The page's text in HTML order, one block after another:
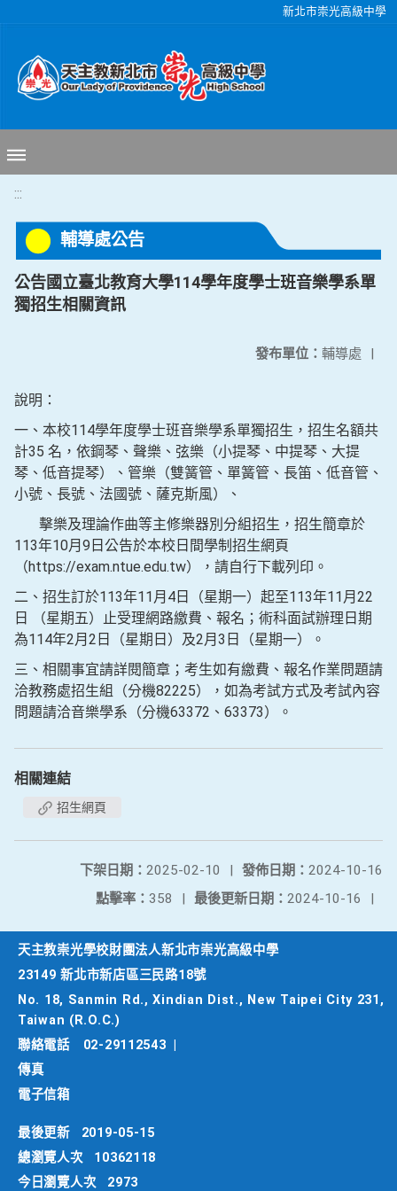
新北市崇光高級中學
:::
輔導處公告
公告國立臺北教育大學114學年度學士班音樂學系單
獨招生相關資訊
發布單位： 輔導處 |
說明：
一、本校114學年度學士班音樂學系單獨招生，招生名額共
計35 名，依鋼琴、聲樂、弦樂（小提琴、中提琴、大提
琴、低音提琴）、管樂（雙簧管、單簧管、長笛、低音管、
小號、長號、法國號、薩克斯風）、
擊樂及理論作曲等主修樂器別分組招生，招生簡章於
113年10月9日公告於本校日間學制招生網頁
（https://exam.ntue.edu.tw），請自行下載列印。
二、招生訂於113年11月4日（星期一）起至113年11月22
日 （星期五）止受理網路繳費、報名；術科面試辦理日期
為114年2月2日（星期日）及2月3日（星期一）。
三、相關事宜請詳閱簡章；考生如有繳費、報名作業問題請
洽教務處招生組（分機82225），如為考試方式及考試內容
問題請洽音樂學系（分機63372、63373）。
相關連結
招生網頁
發佈日期： 2024-10-16
下架日期： 2025-02-10
|
最後更新日期： 2024-10-16 |
點擊率： 358 |
天主教崇光學校財團法人新北市崇光高級中學
23149 新北市新店區三民路18號
No. 18, Sanmin Rd., Xindian Dist., New Taipei City 231,
Taiwan (R.O.C.)
聯絡電話
02-29112543
傳真
電子信箱
最後更新
2019-05-15
總瀏覽人次
10362118
今日瀏覽人次
2973